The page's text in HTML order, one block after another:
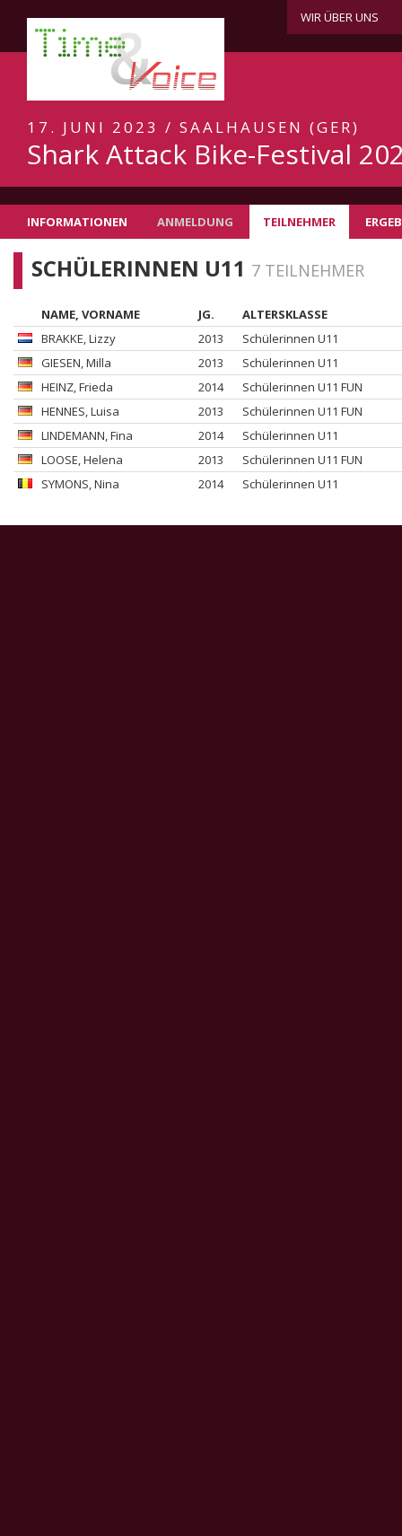
WIR ÜBER UNS
17. JUNI 2023 / SAALHAUSEN (GER)
Shark Attack Bike-Festival
INFORMATIONEN ANMELDUNG TEILNEHMER
SCHÜLERINNEN U11 7 TEILNEHMER
NAME, VORNAME JG.
ALTERSKLASSE
BRAKKE, Lizzy 2013
Schülerinnen U11
GIESEN, Milla 2013
Schülerinnen U11
HEINZ, Frieda 2014
Schülerinnen U11 FUN
HENNES, Luisa 2013
Schülerinnen U11 FUN
LINDEMANN, Fina 2014
Schülerinnen U11
LOOSE, Helena 2013
Schülerinnen U11 FUN
SYMONS, Nina 2014 Schülerinnen U11